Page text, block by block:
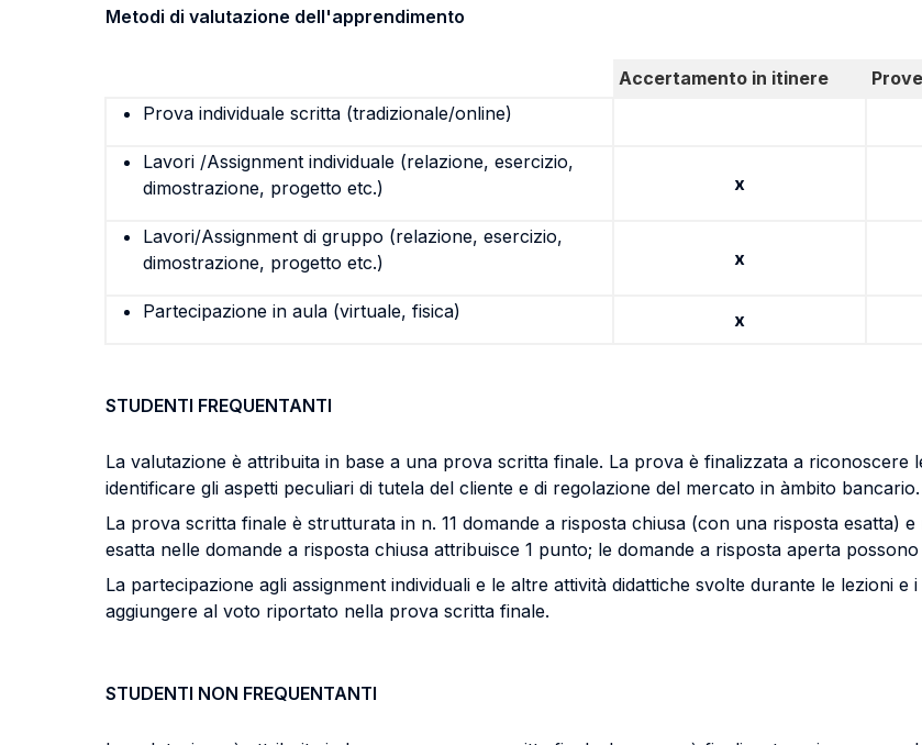
Metodi di valutazione dell'apprendimento
Accertamento in itinere
Prova individuale scritta (tradizionale/online)
Lavori /Assignment individuale (relazione, esercizio,
dimostrazione, progetto etc.)
x
Lavori/Assignment di gruppo (relazione, esercizio,
dimostrazione, progetto etc.)
x
Partecipazione in aula (virtuale, fisica) x
STUDENTI FREQUENTANTI
La valutazione è attribuita in base a una prova scritta finale. La prova è finalizzata a riconoscere
identificare gli aspetti peculiari di tutela del cliente e di regolazione del mercato in àmbito bancario.
La prova scritta finale è strutturata in n. 11 domande a risposta chiusa (con una risposta esatta)
esatta nelle domande a risposta chiusa attribuisce 1 punto; le domande a risposta aperta
La partecipazione agli assignment individuali e le altre attività didattiche svolte durante le lezioni
aggiungere al voto riportato nella prova scritta finale.
STUDENTI NON FREQUENTANTI